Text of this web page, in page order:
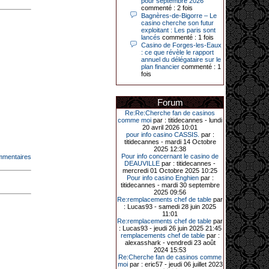
14-04-2026|
Dimanche 12 avril 2026, cette date
restera gravée dans la mémoire de
ce joueur du casino de Saint-Quay-
Portrieux (Côtes-d’Armor).
Ce quinquagénaire, habitant Plouha
mais souhaitant garder l’anonymat,
Le plus gros gain gagné depuis plus
de 20 ans dans l’établissement.
31-03-2026|
Série de jackpots au casino JOA de
Gujan-Mestras : ce mois de mars a
été fructueux pour quelques
joueurs. D’abord avec 44 207 euros
remportés le dimanche 22 mars sur
une machine à sous pour une mise
initiale de 5,28 €. Puis quelques
jours plus tard, le vendredi 27 mars,
un joueur a décroché 12 086 euros
sur une autre machine à sous.
Enfin, troisième et dernier jackpot,
record cette fois-ci, le samedi 28
mars dernier. Quelque 111 322
euros ont été remportés sur la table
d’Ultimate Texas Hold’em Poker,
commenté : 2 fois
Bagnères-de-Bigorre – Le
casino cherche son futur
exploitant : Les paris sont
lancés commenté : 1 fois
Casino de Forges-les-Eaux
: ce que révèle le rapport
annuel du délégataire sur le
plan financier commenté : 1
fois
Forum
Re:Re:Cherche fan de casinos
comme moi par : titidecannes - lundi
20 avril 2026 10:01
pour info casino CASSIS. par :
titidecannes - mardi 14 Octobre
2025 12:38
Pour info concernant le casino de
DEAUVILLE par : titidecannes -
mercredi 01 Octobre 2025 10:25
Pour info casino Enghienpar :
titidecannes - mardi 30 septembre
2025 09:56
Re:remplacements chef de table par
: Lucas93 - samedi 28 juin 2025
11:01
Re:remplacements chef de table par
: Lucas93 - jeudi 26 juin 2025 21:45
remplacements chef de tablepar :
alexasshark - vendredi 23 août
2024 15:53
Re:Cherche fan de casinos comme
moipar : eric57 - jeudi 06 juillet 2023